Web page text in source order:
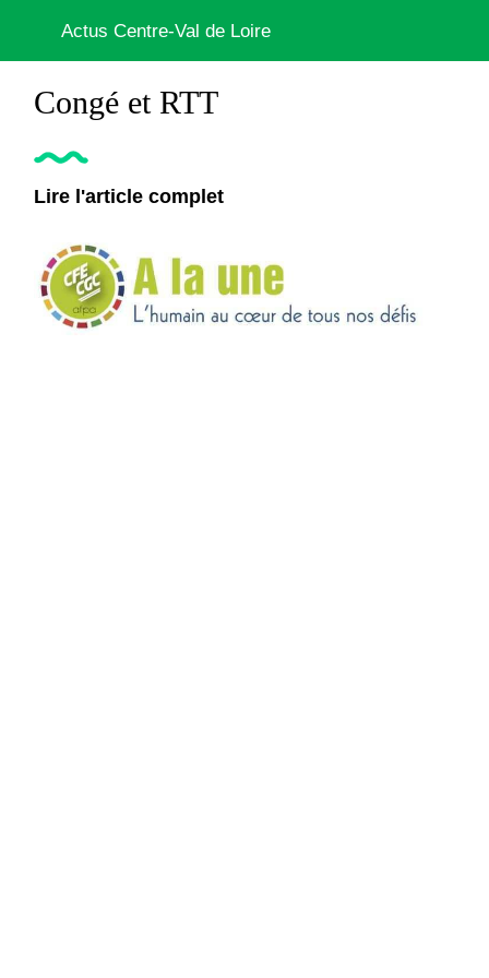
Actus Centre-Val de Loire
Congé et RTT
Lire l'article complet